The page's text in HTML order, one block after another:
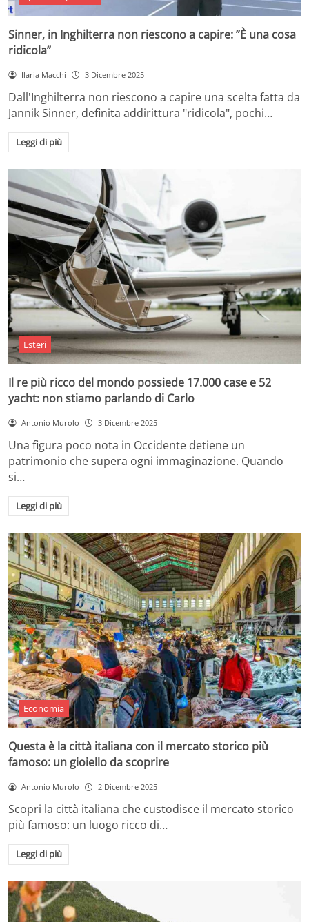
Sinner, in Inghilterra non riescono a capire: ”È una cosa
ridicola”
Ilaria Macchi 3 Dicembre 2025
Dall'Inghilterra non riescono a capire una scelta fatta da
Jannik Sinner, definita addirittura "ridicola", pochi…
Leggi di più
Esteri
Il re più ricco del mondo possiede 17.000 case e 52
yacht: non stiamo parlando di Carlo
Antonio Murolo 3 Dicembre 2025
Una figura poco nota in Occidente detiene un
patrimonio che supera ogni immaginazione. Quando
si…
Leggi di più
Economia
Questa è la città italiana con il mercato storico più
famoso: un gioiello da scoprire
Antonio Murolo 2 Dicembre 2025
Scopri la città italiana che custodisce il mercato storico
più famoso: un luogo ricco di…
Leggi di più